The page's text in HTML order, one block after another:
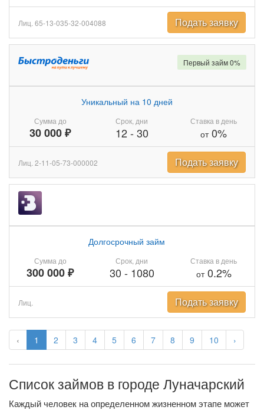
‹ 1 2 3 4 5 6 7 8 9 10 ›
Лиц. 65-13-035-32-004088 Подать заявку
Сумма до
30 000 ₽
Уникальный на 10 дней
Срок, дни
12- 30
Ставка в день
от0%
Первый займ 0%
Лиц. 2-11-05-73-000002 Подать заявку
Сумма до
300 000 ₽
Долгосрочный займ
Срок, дни
30 - 1080
Ставка в день
от0.2%
Лиц. Подать заявку
Список займов в городе Луначарский
Каждый человек на определенном жизненном этапе может